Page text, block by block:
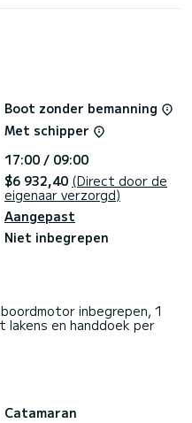
batten mainsail en een
Buitenkoelkast.
via het platform een
dan contact met u op met
Boot zonder bemanning
Met schipper
17:00 / 09:00
$6 932,40 (Direct door de
eigenaar verzorgd)
Aangepast
Niet inbegrepen
inbegrepen, 1
en handdoek per
Catamaran